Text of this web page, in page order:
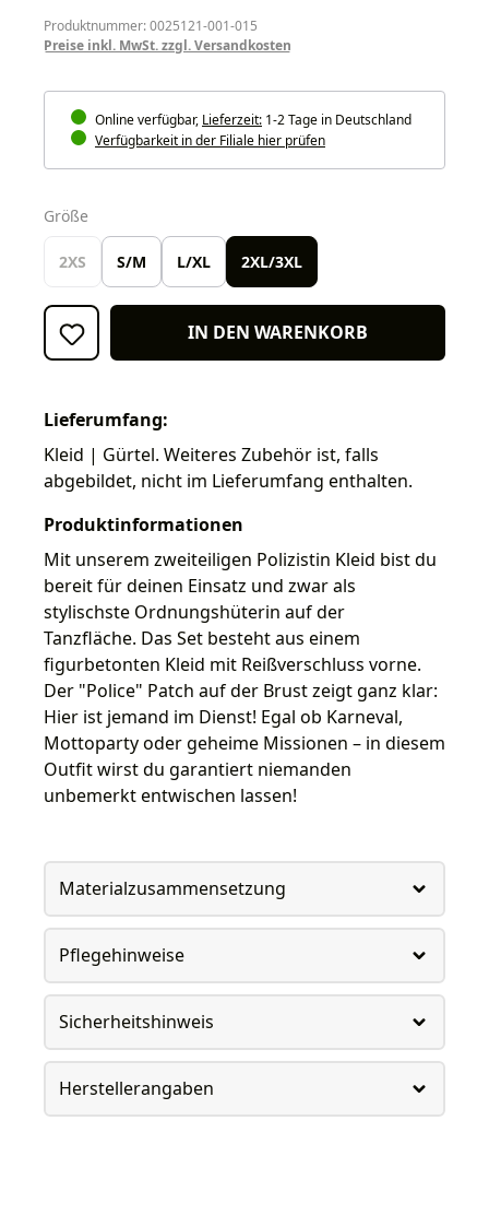
Produktnummer: 0025121-001-015
Preise inkl. MwSt. zzgl. Versandkosten
Online verfügbar, Lieferzeit: 1-2 Tage in Deutschland
Verfügbarkeit in der Filiale hier prüfen
Größe
2XS S/M L/XL 2XL/3XL
IN DEN WARENKORB
Lieferumfang:
Kleid | Gürtel. Weiteres Zubehör ist, falls
abgebildet, nicht im Lieferumfang enthalten.
Produktinformationen
Mit unserem zweiteiligen Polizistin Kleid bist du
bereit für deinen Einsatz und zwar als
stylischste Ordnungshüterin auf der
Tanzfläche. Das Set besteht aus einem
figurbetonten Kleid mit Reißverschluss vorne.
Der "Police" Patch auf der Brust zeigt ganz klar:
Hier ist jemand im Dienst! Egal ob Karneval,
Mottoparty oder geheime Missionen – in diesem
Outfit wirst du garantiert niemanden
unbemerkt entwischen lassen!
Materialzusammensetzung
Pflegehinweise
Sicherheitshinweis
Herstellerangaben